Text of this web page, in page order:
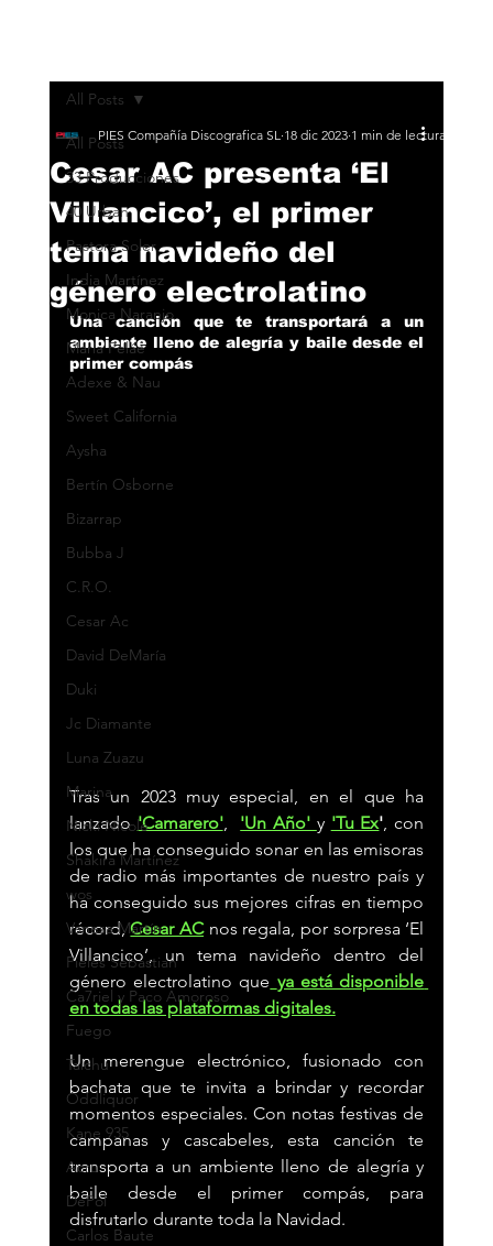
All Posts
33 Producciones
40 Urban
Pastora Soler
India Martínez
Monica Naranjo
María Peláe
Adexe & Nau
Sweet California
Aysha
Bertín Osborne
Bizarrap
Bubba J
C.R.O.
Cesar Ac
David DeMaría
Duki
Jc Diamante
Luna Zuazu
Marina
Nicki Nicole
Shakira Martínez
wos
Vanesa Martín
Pieles Sebastian
Ca7riel y Paco Amoroso
Fuego
Taichu
Oddliquor
Kane 935
Acru
DePol
Carlos Baute
All Posts
Cesar AC presenta ‘El
Villancico’, el primer
tema navideño del
género electrolatino
PIES Compañía Discografica SL 18 dic 2023 1 min de lectura
Una canción que te transportará a un
ambiente lleno de alegría y baile desde el
primer compás
Tras un 2023 muy especial, en el que ha
lanzado 'Camarero', 'Un Año' y 'Tu Ex', con
los que ha conseguido sonar en las emisoras
de radio más importantes de nuestro país y
ha conseguido sus mejores cifras en tiempo
récord, Cesar AC nos regala, por sorpresa ‘El
Villancico’, un tema navideño dentro del
género electrolatino que ya está disponible
en todas las plataformas digitales.
Un merengue electrónico, fusionado con
bachata que te invita a brindar y recordar
momentos especiales. Con notas festivas de
campanas y cascabeles, esta canción te
transporta a un ambiente lleno de alegría y
baile desde el primer compás, para
disfrutarlo durante toda la Navidad.